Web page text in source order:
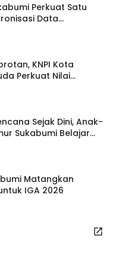
Perkuat Satu
Data
KNPI Kota
Perkuat Nilai
Sejak Dini, Anak-
Sukabumi Belajar
Matangkan
IGA 2026